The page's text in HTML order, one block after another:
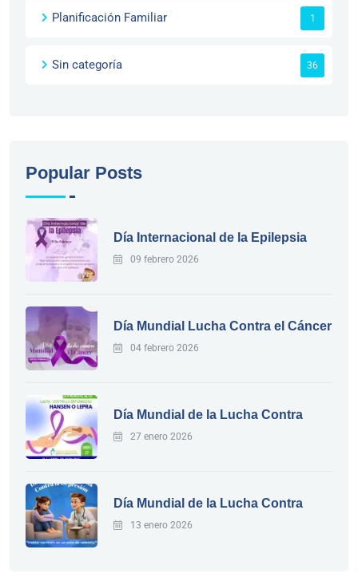
Planificación Familiar 1
Sin categoría 36
Popular Posts
Día Internacional de la Epilepsia
09 febrero 2026
Día Mundial Lucha Contra el Cáncer
04 febrero 2026
Día Mundial de la Lucha Contra
27 enero 2026
Día Mundial de la Lucha Contra
13 enero 2026